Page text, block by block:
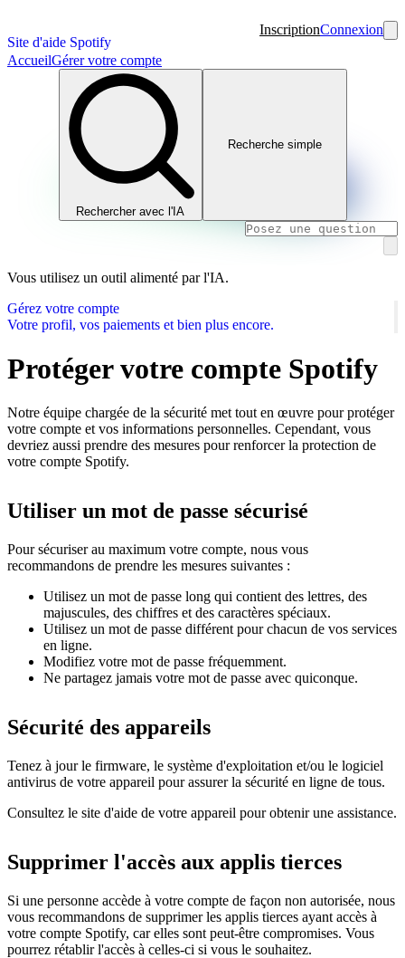
Site d'aide Spotify
InscriptionConnexion
AccueilGérer votre compte
Rechercher avec l'IA
Recherche simple
Vous utilisez un outil alimenté par l'IA.
Gérez votre compte
Votre profil, vos paiements et bien plus encore.
Protéger votre compte Spotify
Notre équipe chargée de la sécurité met tout en œuvre pour protéger
votre compte et vos informations personnelles. Cependant, vous
devriez aussi prendre des mesures pour renforcer la protection de
votre compte Spotify.
Utiliser un mot de passe sécurisé
Pour sécuriser au maximum votre compte, nous vous
recommandons de prendre les mesures suivantes :
Utilisez un mot de passe long qui contient des lettres, des
majuscules, des chiffres et des caractères spéciaux.
Utilisez un mot de passe différent pour chacun de vos services
en ligne.
Modifiez votre mot de passe fréquemment.
Ne partagez jamais votre mot de passe avec quiconque.
Sécurité des appareils
Tenez à jour le firmware, le système d'exploitation et/ou le logiciel
antivirus de votre appareil pour assurer la sécurité en ligne de tous.
Consultez le site d'aide de votre appareil pour obtenir une assistance.
Supprimer l'accès aux applis tierces
Si une personne accède à votre compte de façon non autorisée, nous
vous recommandons de supprimer les applis tierces ayant accès à
votre compte Spotify, car elles sont peut-être compromises. Vous
pourrez rétablir l'accès à celles-ci si vous le souhaitez.